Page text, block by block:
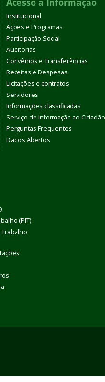
Acesso à Informação
Institucional
Ações e Programas
Participação Social
Auditorias
Convênios e Transferências
Receitas e Despesas
Licitações e contratos
Servidores
Informações classificadas
Serviço de Informação ao Cidadão
Perguntas Frequentes
Dados Abertos
(PIT)